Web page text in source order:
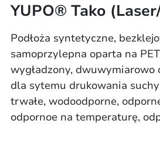
YUPO® Tako
Podłoża syntetyczne,
samoprzylepna oparta na
wygładzony,
dla sytemu drukowania
trwałe, wodoodporne,
odpornoe na temperaturę,